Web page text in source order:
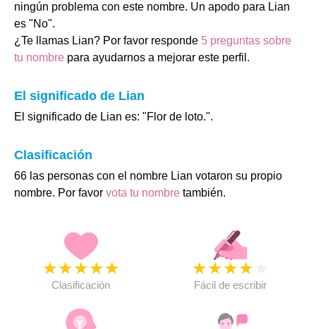
ningún problema con este nombre. Un apodo para Lian
es "No".
¿Te llamas Lian? Por favor responde 5 preguntas sobre
tu nombre para ayudarnos a mejorar este perfil.
El significado de Lian
El significado de Lian es: "Flor de loto.".
Clasificación
66 las personas con el nombre Lian votaron su propio
nombre. Por favor vota tu nombre también.
★★★★★
Clasificación
★★★★
Fácil de escribir